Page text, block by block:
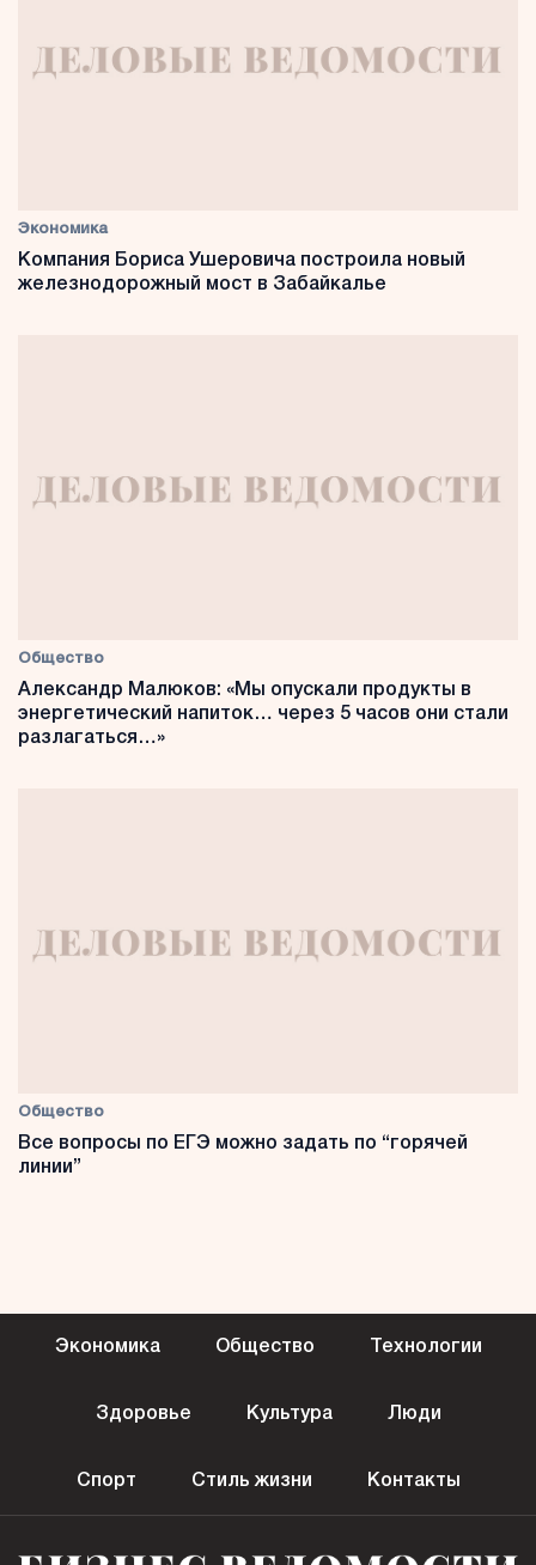
Экономика
Компания Бориса Ушеровича построила новый
железнодорожный мост в Забайкалье
Общество
Александр Малюков: «Мы опускали продукты в
энергетический напиток… через 5 часов они стали
разлагаться…»
Общество
Все вопросы по ЕГЭ можно задать по “горячей
линии”
Экономика Общество Технологии
Здоровье Культура Люди
Спорт Стиль жизни Контакты